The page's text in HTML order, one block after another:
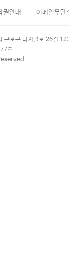
권안내 이메일무단
구로구 디지털로 26길
호